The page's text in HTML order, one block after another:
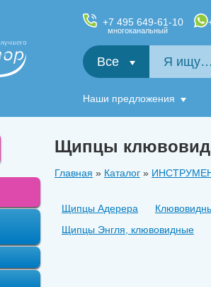
+7 495 649-61-10
многоканальный
Все
Наши предложения
Щипцы
Главная » Каталог »
Щипцы Адерера
Щипцы Энгля, клювовидные